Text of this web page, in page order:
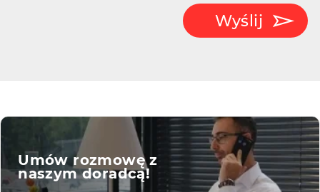
Wyślij
Umów rozmowę z
naszym doradcą!